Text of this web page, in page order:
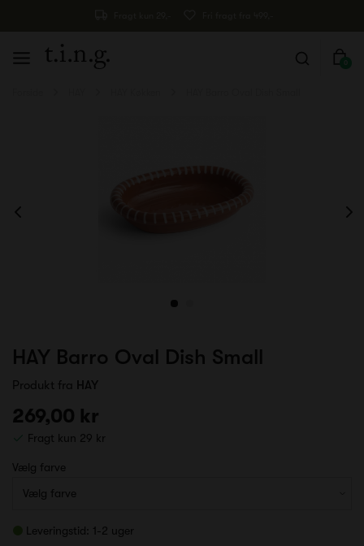
0
HAY Barro Oval Dish Small
Produkt fra HAY
269,00 kr
Fragt kun 29 kr
Vælg farve
Leveringstid: 1-2 uger